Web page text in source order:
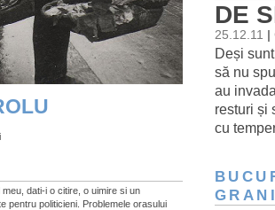
DE
25.12.11
Deși
să nu
au
resturi și
cu
dati-i o citire, o uimire si un
pentru politicieni. Problemele orasului